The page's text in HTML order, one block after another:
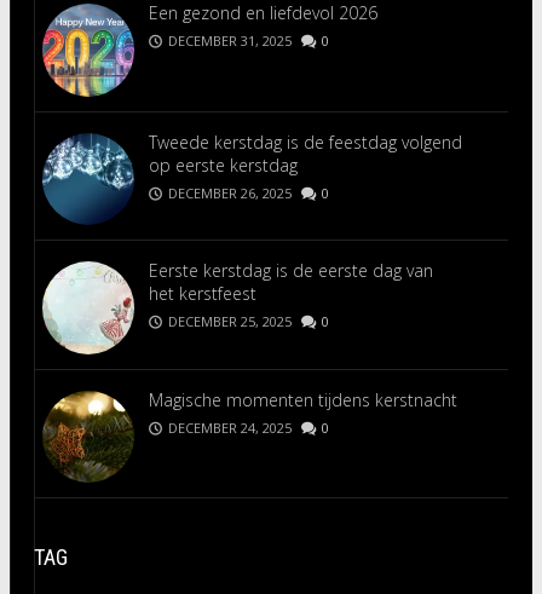
Een gezond en liefdevol 2026
DECEMBER 31, 2025 0
Tweede kerstdag is de feestdag volgend
op eerste kerstdag
DECEMBER 26, 2025 0
Eerste kerstdag is de eerste dag van
het kerstfeest
DECEMBER 25, 2025 0
Magische momenten tijdens kerstnacht
DECEMBER 24, 2025 0
TAG